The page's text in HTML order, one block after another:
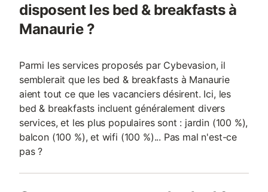
disposent les bed & breakfasts à
Manaurie ?
Parmi les services proposés par Cybevasion, il
semblerait que les bed & breakfasts à Manaurie
aient tout ce que les vacanciers désirent. Ici, les
bed & breakfasts incluent généralement divers
services, et les plus populaires sont : jardin (100 %),
balcon (100 %), et wifi (100 %)... Pas mal n'est-ce
pas ?